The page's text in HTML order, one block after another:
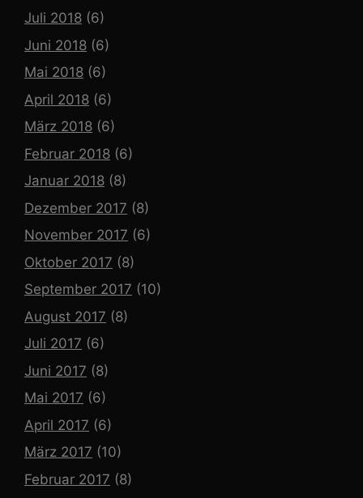
Juli 2018 (6)
Juni 2018 (6)
Mai 2018 (6)
April 2018 (6)
März 2018 (6)
Februar 2018 (6)
Januar 2018 (8)
Dezember 2017 (8)
November 2017 (6)
Oktober 2017 (8)
September 2017 (10)
August 2017 (8)
Juli 2017 (6)
Juni 2017 (8)
Mai 2017 (6)
April 2017 (6)
März 2017 (10)
Februar 2017 (8)